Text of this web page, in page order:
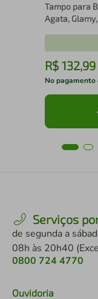
Tampo para
Agata,
R$ 132,99
No pagamento
Serviços
de segunda a
08h às 20h40
0800 724 4770
Ouvidoria